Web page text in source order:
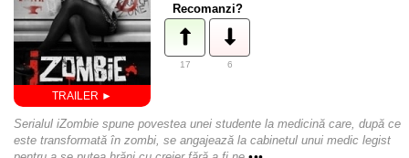
Recomanzi?
17 6
Serialul iZombie spune povestea unei studente la medicină care, după ce
este transformată în zombi, se angajează la cabinetul unui medic legist